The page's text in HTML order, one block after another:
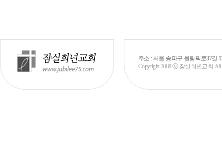
주소 : 서울 송파구 올림픽로37길
Copyright 2008 ⓒ 잠실희년교회 All